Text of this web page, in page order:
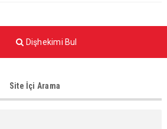
Dişhekimi Bul
Site İçi Arama